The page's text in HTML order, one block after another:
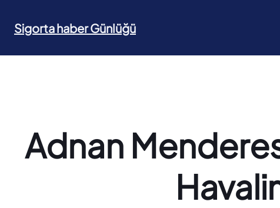
Sigorta haber Günlüğü
Adnan